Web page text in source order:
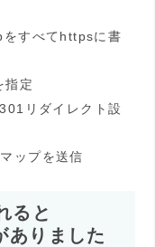
をすべてhttpsに書
指定
リダイレクト設
ップを送信
ると
ありました